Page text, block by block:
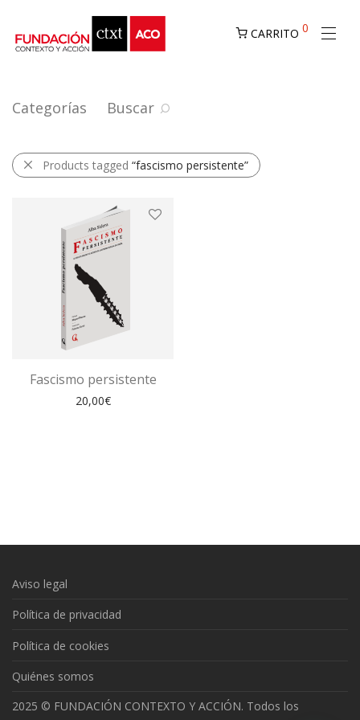
CARRITO 0
Categorías Buscar
Products tagged “fascismo persistente”
Fascismo persistente
20,00€
Aviso legal
Política de privacidad
Política de cookies
Quiénes somos
2025 © FUNDACIÓN CONTEXTO Y ACCIÓN. Todos los